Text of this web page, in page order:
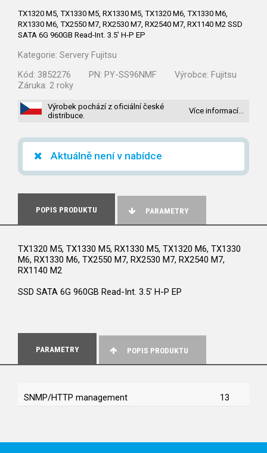
TX1320 M5, TX1330 M5, RX1330 M5, TX1320 M6, TX1330 M6,
RX1330 M6, TX2550 M7, RX2530 M7, RX2540 M7, RX1140 M2 SSD
SATA 6G 960GB Read-Int. 3.5' H-P EP
Kategorie: Servery Fujitsu
Kód: 3852276 PN: PY-SS96NMF Výrobce: Fujitsu
Záruka: 2 roky
Výrobek pochází z oficiální české
distribuce.
Více informací…
Aktuálně není v nabídce
POPIS PRODUKTU PARAMETRY
TX1320 M5, TX1330 M5, RX1330 M5, TX1320 M6, TX1330
M6, RX1330 M6, TX2550 M7, RX2530 M7, RX2540 M7,
RX1140 M2
SSD SATA 6G 960GB Read-Int. 3.5' H-P EP
PARAMETRY POPIS PRODUKTU
SNMP/HTTP management 13